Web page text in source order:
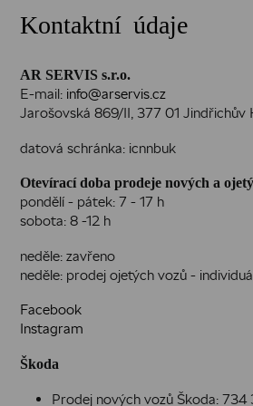
Kontaktní údaje
AR SERVIS s.r.o.
E-mail: info@arservis.cz
Jarošovská 869/II, 377 01 Jindřichův
datová schránka: icnnbuk
Otevírací doba prodeje nových a
pondělí - pátek: 7 - 17 h
sobota: 8 -12 h
neděle: zavřeno
neděle: prodej ojetých vozů -
Facebook
Instagram
Škoda
Prodej nových vozů Škoda:734